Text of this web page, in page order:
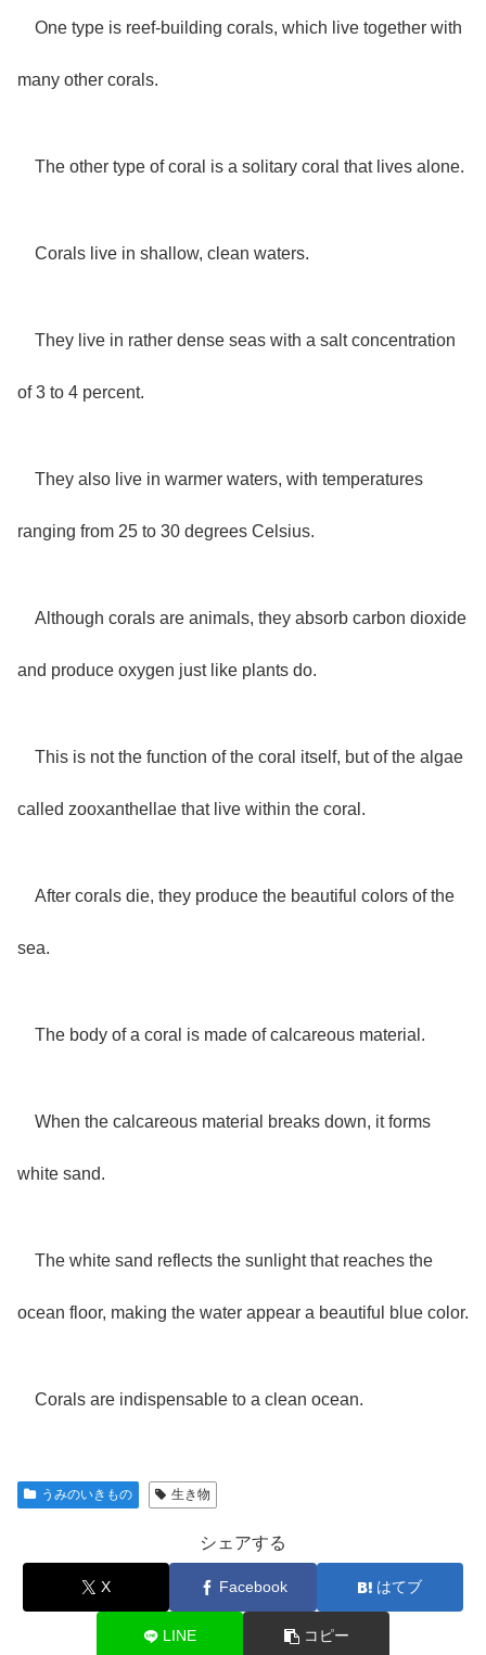
One type is reef-building corals, which live together with
many other corals.
The other type of coral is a solitary coral that lives alone.
Corals live in shallow, clean waters.
They live in rather dense seas with a salt concentration
of 3 to 4 percent.
They also live in warmer waters, with temperatures
ranging from 25 to 30 degrees Celsius.
Although corals are animals, they absorb carbon dioxide
and produce oxygen just like plants do.
This is not the function of the coral itself, but of the algae
called zooxanthellae that live within the coral.
After corals die, they produce the beautiful colors of the
sea.
The body of a coral is made of calcareous material.
When the calcareous material breaks down, it forms
white sand.
The white sand reflects the sunlight that reaches the
ocean floor, making the water appear a beautiful blue color.
Corals are indispensable to a clean ocean.
うみのいきもの 生き物
シェアする
X Facebook はてブ
LINE コピー